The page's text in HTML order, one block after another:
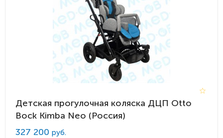
Детская прогулочная коляска ДЦП Otto
Bock Kimba Neo (Россия)
327 200 руб.